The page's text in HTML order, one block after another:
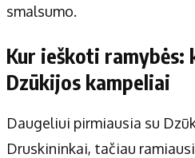
smalsumo.
Kur ieškoti ramybės:
Dzūkijos kampeliai
Daugeliui pirmiausia su
Druskininkai, tačiau